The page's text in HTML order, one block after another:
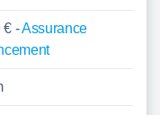
€ -Assurance